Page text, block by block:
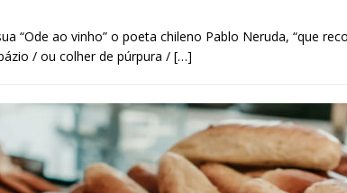
“Ode ao vinho” o poeta chileno Pablo Neruda, “que
/ ou colher de púrpura / […]